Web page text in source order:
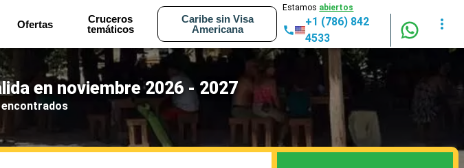
Ofertas
Cruceros
temáticos
Caribe sin Visa
Americana
Estamos abiertos
+1 (786) 842
4533
en noviembre 2026 - 2027